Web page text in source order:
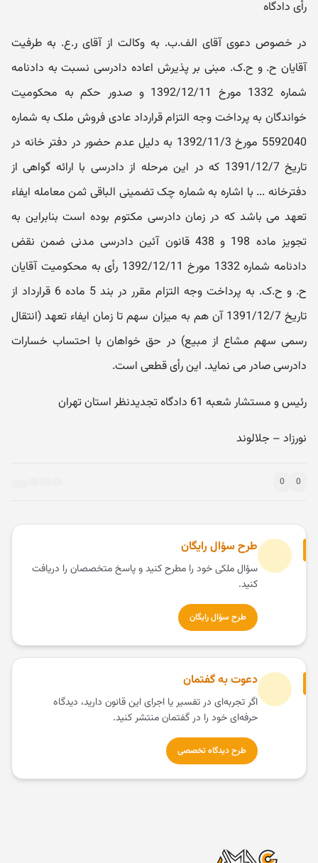
رأی دادگاه
در خصوص دعوی آقای الف.ب. به وکالت از آقای ر.ع. به طرفیت
آقایان ح. و ح.ک. مبنی بر پذیرش اعاده دادرسی نسبت به دادنامه
شماره 1332 مورخ 1392/12/11 و صدور حکم به محکومیت
خواندگان به پرداخت وجه التزام قرارداد عادی فروش ملک به شماره
5592040 مورخ 1392/11/3 به دلیل عدم حضور در دفتر خانه در
تاریخ 1391/12/7 که در این مرحله از دادرسی با ارائه گواهی از
دفترخانه ... با اشاره به شماره چک تضمینی الباقی ثمن معامله ایفاء
تعهد می باشد که در زمان دادرسی مکتوم بوده است بنابراین به
تجویز ماده 198 و 438 قانون آئین دادرسی مدنی ضمن نقض
دادنامه شماره 1332 مورخ 1392/12/11 رأی به محکومیت آقایان
ح. و ح.ک. به پرداخت وجه التزام مقرر در بند 5 ماده 6 قرارداد از
تاریخ 1391/12/7 آن هم به میزان سهم تا زمان ایفاء تعهد (انتقال
رسمی سهم مشاع از مبیع) در حق خواهان با احتساب خسارات
دادرسی صادر می نماید. این رأی قطعی است.
رئیس و مستشار شعبه 61 دادگاه تجدیدنظر استان تهران
نورزاد – جلالوند
0
0
طرح سؤال رایگان
سؤال ملکی خود را مطرح کنید و پاسخ متخصصان را دریافت
کنید.
طرح سؤال رایگان
دعوت به گفتمان
اگر تجربه‌ای در تفسیر یا اجرای این قانون دارید، دیدگاه
حرفه‌ای خود را در گفتمان منتشر کنید.
طرح دیدگاه تخصصی